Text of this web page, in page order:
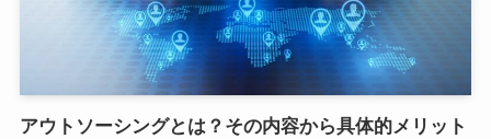
アウトソーシングとは？その内容から具体的メリット